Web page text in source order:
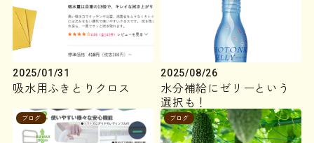
2025/01/31
吸水用ふきとりクロス
2025/08/26
水分補給にゼリーという
選択も！
ブログ ブログ